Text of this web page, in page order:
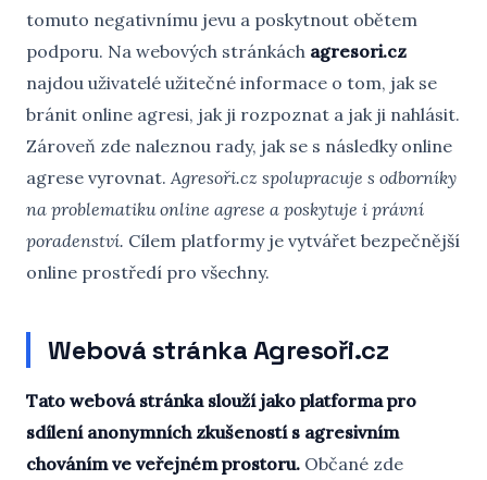
tomuto negativnímu jevu a poskytnout obětem
podporu. Na webových stránkách agresori.cz
najdou uživatelé užitečné informace o tom, jak se
bránit online agresi, jak ji rozpoznat a jak ji nahlásit.
Zároveň zde naleznou rady, jak se s následky online
agrese vyrovnat.Agresoři.cz spolupracuje s odborníky
na problematiku online agrese a poskytuje i právní
poradenství. Cílem platformy je vytvářet bezpečnější
online prostředí pro všechny.
Webová stránka Agresoři.cz
Tato webová stránka slouží jako platforma pro
sdílení anonymních zkušeností s agresivním
chováním ve veřejném prostoru. Občané zde